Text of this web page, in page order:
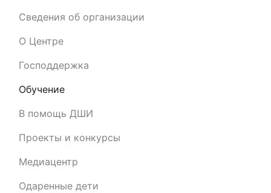
Сведения об организации
О Центре
Господдержка
Обучение
В помощь ДШИ
Проекты и конкурсы
Медиацентр
Одаренные дети